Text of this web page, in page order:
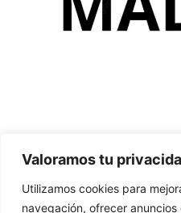
Valoramos tu
Utilizamos cookies para
navegación, ofrecer
Madrid de bodegas,